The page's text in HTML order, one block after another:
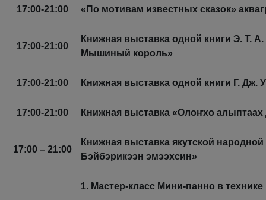
17:00-21:00 «По мотивам известных сказок»
17:00-21:00
Книжная выставка одной книги Э. Т.
Мышиный король»
17:00-21:00 Книжная выставка одной книги Г. Дж.
17:00-21:00 Книжная выставка «Олоҥхо алыптаах
17:00 – 21:00
Книжная выставка якутской
Бэйбэрикээн эмээхсин»
1. Мастер-класс Мини-панно в